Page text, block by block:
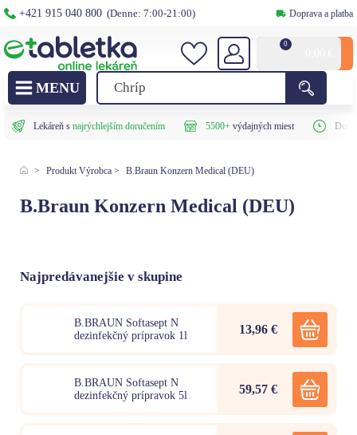
+421 915 040 800 (Denne: 7:00-21:00) Doprava a platba
0
Lekáreň s najrýchlejším doručením 5500+výdajných miest
> Produkt Výrobca > B.Braun Konzern Medical (DEU)
B.Braun Konzern Medical (DEU)
Najpredávanejšie v skupine
B.BRAUN Softasept N
dezinfekčný prípravok 1l
13,96 €
B.BRAUN Softasept N
dezinfekčný prípravok 5l
59,57 €